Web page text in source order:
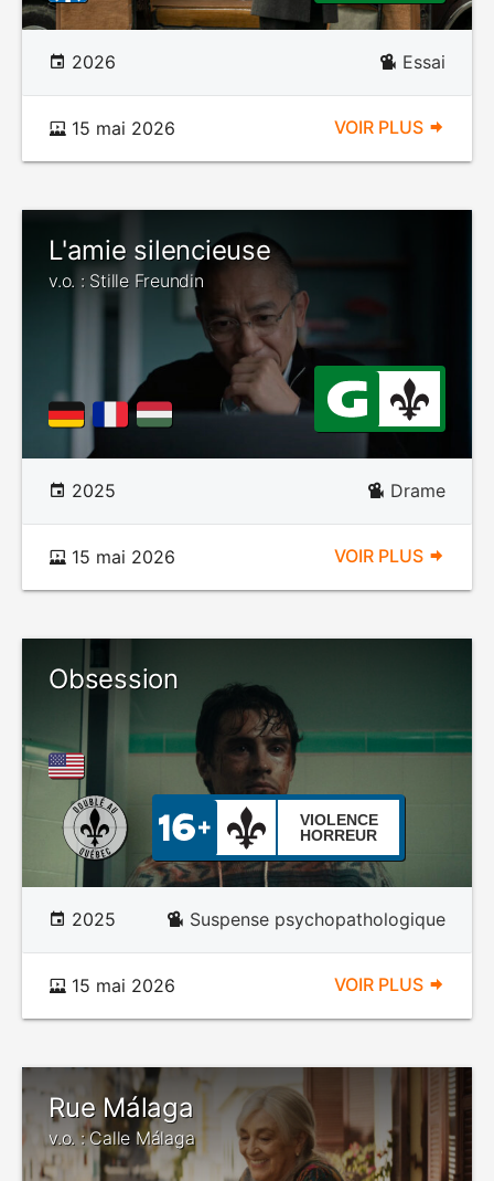
2026 Essai
15 mai 2026 VOIR PLUS
L'amie silencieuse
v.o. : Stille Freundin
2025 Drame
15 mai 2026 VOIR PLUS
Obsession
VIOLENCE
HORREUR
2025 Suspense psychopathologique
15 mai 2026 VOIR PLUS
Rue Málaga
v.o. : Calle Málaga